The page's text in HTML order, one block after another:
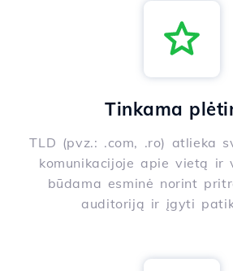
Tinkama
TLD (pvz.: .com, .ro) atlieka
komunikacijoje apie vietą ir
būdama esminė norint
auditoriją ir įgyti